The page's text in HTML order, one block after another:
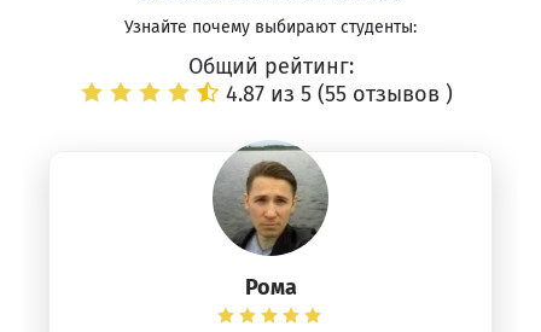
Узнайте почему выбирают студенты:
Общий рейтинг:
4.87 из 5 (55 отзывов )
Рома